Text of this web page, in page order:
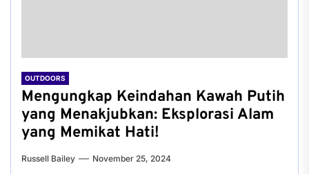
OUTDOORS
Mengungkap Keindahan Kawah Putih
yang Menakjubkan: Eksplorasi Alam
yang Memikat Hati!
Russell Bailey November 25, 2024